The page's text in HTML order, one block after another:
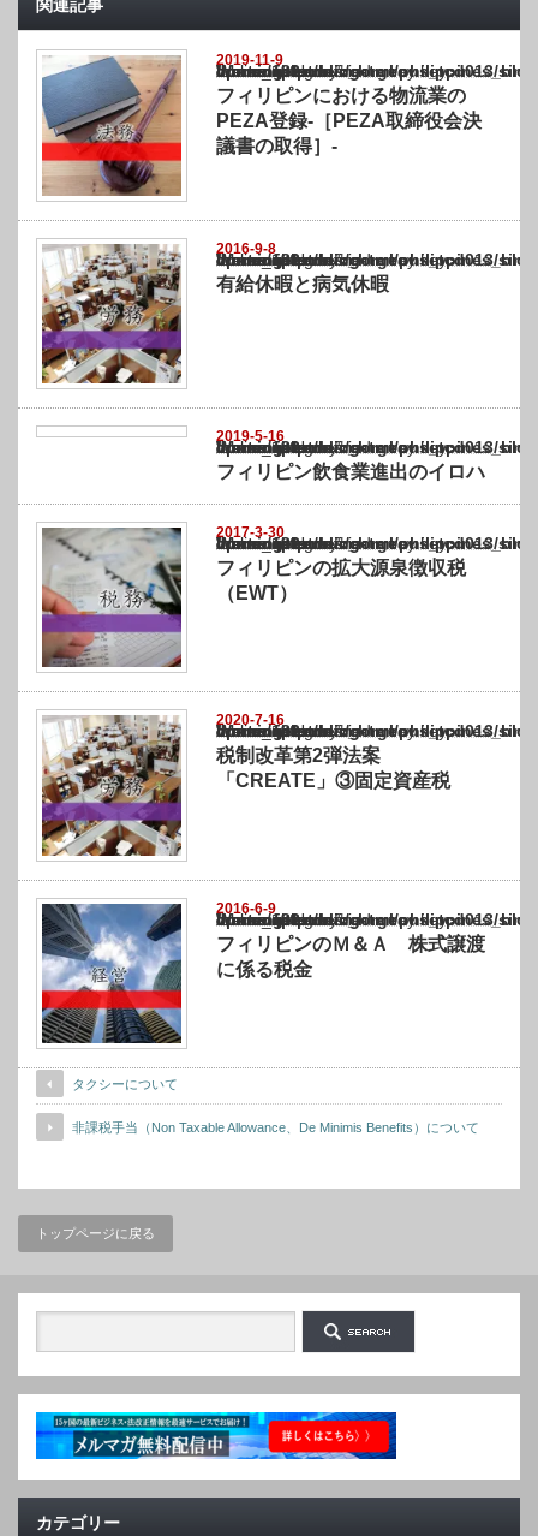
関連記事
2019-11-9
Warning
: Undefined array key "show_category" in
/home/netst/kuno-cpa.co.jp/public_html/philippines_blog/wp-content/themes/
on line183
フィリピンにおける物流業の
PEZA登録-［PEZA取締役会決
議書の取得］-
2016-9-8
Warning
: Undefined array key "show_category" in
/home/netst/kuno-cpa.co.jp/public_html/philippines_blog/wp-content/themes/
on line183
有給休暇と病気休暇
2019-5-16
Warning
: Undefined array key "show_category" in
/home/netst/kuno-cpa.co.jp/public_html/philippines_blog/wp-content/themes/
on line183
フィリピン飲食業進出のイロハ
2017-3-30
Warning
: Undefined array key "show_category" in
/home/netst/kuno-cpa.co.jp/public_html/philippines_blog/wp-content/themes/
on line183
フィリピンの拡大源泉徴収税
（EWT）
2020-7-16
Warning
: Undefined array key "show_category" in
/home/netst/kuno-cpa.co.jp/public_html/philippines_blog/wp-content/themes/
on line183
税制改革第2弾法案
「CREATE」③固定資産税
2016-6-9
Warning
: Undefined array key "show_category" in
/home/netst/kuno-cpa.co.jp/public_html/philippines_blog/wp-content/themes/
on line183
フィリピンのＭ＆Ａ 株式譲渡
に係る税金
タクシーについて
非課税手当（Non Taxable Allowance、De Minimis Benefits）について
トップページに戻る
カテゴリー